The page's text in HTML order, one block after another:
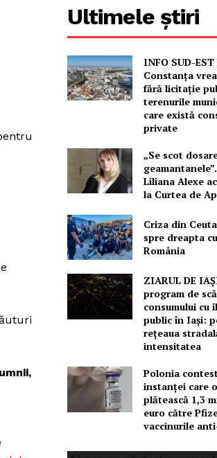
Ultimele știri
INFO SUD-
Constanța
fără licitație
terenurile
care există
private
„Se scot
Liliana Alexe
la Curtea de
Criza din
spre dreapta
România
ZIARUL DE
program de
consumului cu
public în Iași:
rețeaua
intensitatea
Polonia
instanței care
plătească 1,3
euro către
vaccinurile